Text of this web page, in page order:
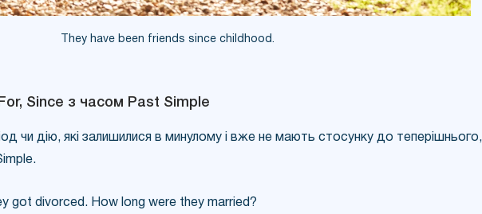
They have been friends since childhood.
Since з часом Past Simple
чи дію, які залишилися в минулому і вже не мають стосунку до теперішнього,
got divorced. How long were they married?